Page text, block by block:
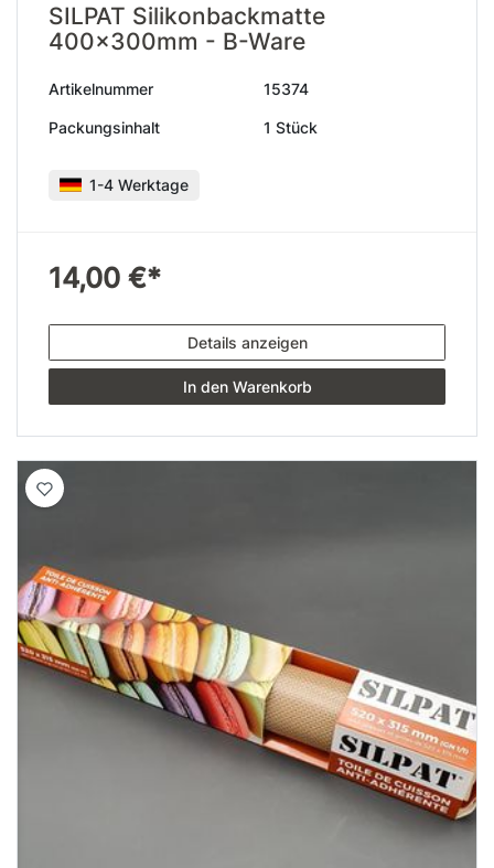
SILPAT Silikonbackmatte
400x300mm - B-Ware
Artikelnummer 15374
Packungsinhalt 1 Stück
1-4 Werktage
14,00 €*
Details anzeigen
In den Warenkorb